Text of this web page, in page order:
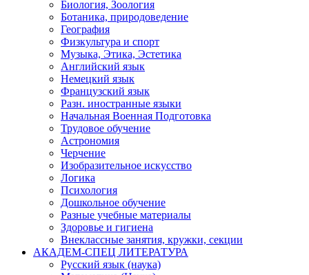
Биология, Зоология
Ботаника, природоведение
География
Физкультура и спорт
Музыка, Этика, Эстетика
Английский язык
Немецкий язык
Французский язык
Разн. иностранные языки
Начальная Военная Подготовка
Трудовое обучение
Астрономия
Черчение
Изобразительное искусство
Логика
Психология
Дошкольное обучение
Разные учебные материалы
Здоровье и гигиена
Внеклассные занятия, кружки, секции
АКАДЕМ-СПЕЦ ЛИТЕРАТУРА
Русский язык (наука)